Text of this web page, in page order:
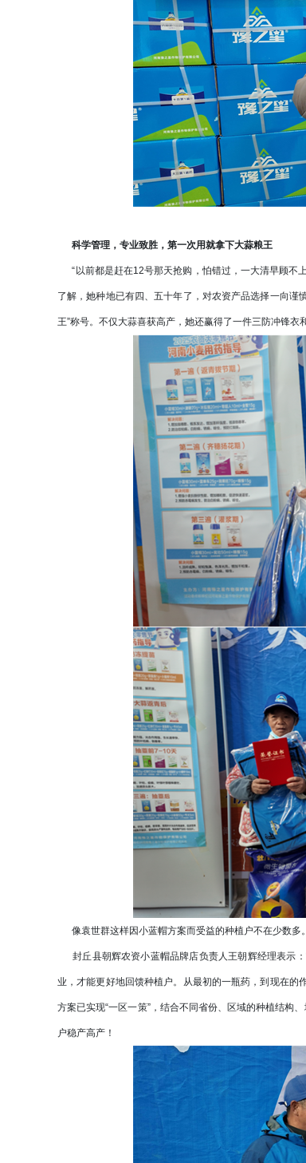
科学管理，专业致胜，第一次用就拿下大蒜粮王
“以前都是赶在12号那天抢购，怕错过，一大清早顾不
了解，她种地已有四、五十年了，对农资产品选择一向谨
王”称号。不仅大蒜喜获高产，她还赢得了一件三防冲锋衣
像袁世群这样因小蓝帽方案而受益的种植户不在少数多
封丘县朝辉农资小蓝帽品牌店负责人王朝辉经理表示
业，才能更好地回馈种植户。从最初的一瓶药，到现在的
方案已实现“一区一策”，结合不同省份、区域的种植结构
户稳产高产！